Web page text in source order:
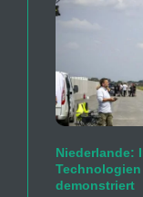
Niederlande:
Technologien
demonstriert